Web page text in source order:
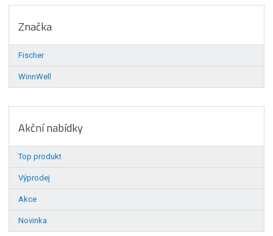
Značka
Fischer
WinnWell
Akční nabídky
Top produkt
Výprodej
Akce
Novinka